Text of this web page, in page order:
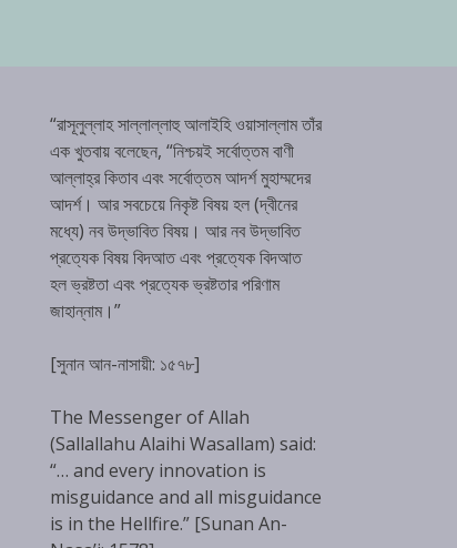
“রাসূলুল্লাহ সাল্লাল্লাহু আলাইহি ওয়াসাল্লাম তাঁর
এক খুতবায় বলেছেন, “নিশ্চয়ই সর্বোত্তম বাণী
আল্লাহ্‌র কিতাব এবং সর্বোত্তম আদর্শ মুহাম্মদের
আদর্শ। আর সবচেয়ে নিকৃষ্ট বিষয় হল (দ্বীনের
মধ্যে) নব উদ্ভাবিত বিষয়। আর নব উদ্ভাবিত
প্রত্যেক বিষয় বিদআত এবং প্রত্যেক বিদআত
হল ভ্রষ্টতা এবং প্রত্যেক ভ্রষ্টতার পরিণাম
জাহান্নাম।”
[সুনান আন-নাসায়ী: ১৫৭৮]
The Messenger of Allah
(Sallallahu Alaihi Wasallam) said:
“… and every innovation is
misguidance and all misguidance
is in the Hellfire.” [Sunan An-